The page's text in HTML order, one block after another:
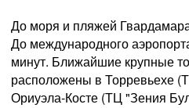
До моря и пляжей
До международного
минут. Ближайшие крупные
расположены в Торревьехе
Ориуэла-Косте (ТЦ "Зения